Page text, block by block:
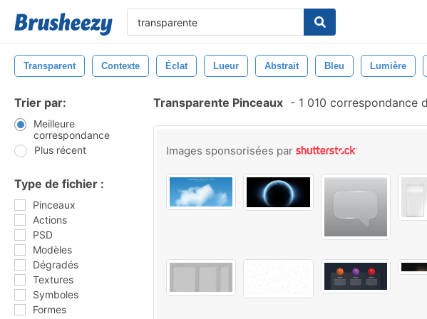
Transparent Contexte Éclat Lueur Abstrait Bleu Lumière
Trier par:
Meilleure
correspondance
Plus récent
Type de fichier :
Pinceaux
Actions
PSD
Modèles
Dégradés
Textures
Symboles
Formes
Transparente Pinceaux - 1 010 correspondance
Images sponsorisées par